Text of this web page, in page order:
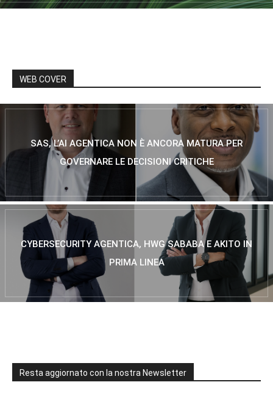
WEB COVER
SAS, L’AI AGENTICA NON È ANCORA MATURA PER
GOVERNARE LE DECISIONI CRITICHE
CYBERSECURITY AGENTICA, HWG SABABA E AKITO IN
PRIMA LINEA
Resta aggiornato con la nostra Newsletter